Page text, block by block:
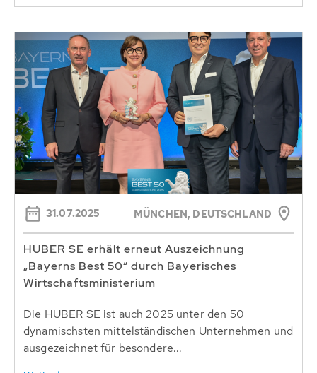
31.07.2025 MÜNCHEN, DEUTSCHLAND
HUBER SE erhält erneut Auszeichnung
„Bayerns Best 50“ durch Bayerisches
Wirtschaftsministerium
Die HUBER SE ist auch 2025 unter den 50
dynamischsten mittelständischen Unternehmen und
ausgezeichnet für besondere...